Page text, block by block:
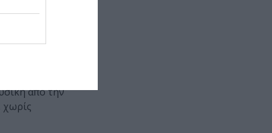
στα
και
από την
χωρίς